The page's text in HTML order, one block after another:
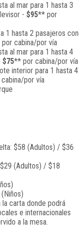
al mar para 1 hasta 3
- $95** por
1 hasta 2 pasajeros con
cabina/por vía
al mar para 1 hasta 4
$75** por cabina/por vía
interior para 1 hasta 4
por vía
$58 (Adultos) / $36
(Adultos) / $18
carta donde podrá
e internacionales
a la mesa.